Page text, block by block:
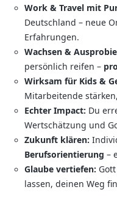
Work & Travel mit
Deutschland – neue
Erfahrungen.
Wachsen &
persönlich reifen –
Wirksam für Kids &
Mitarbeitende
Echter Impact: Du
Wertschätzung und
Zukunft klären:
Berufsorientierung –
Glaube vertiefen:
lassen, deinen Weg